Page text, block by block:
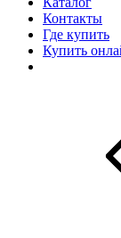
Контакты
Где купить
Купить